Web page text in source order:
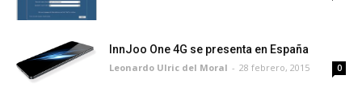
InnJoo One 4G se presenta en España
Leonardo Ulric del Moral - 28 febrero, 2015 0